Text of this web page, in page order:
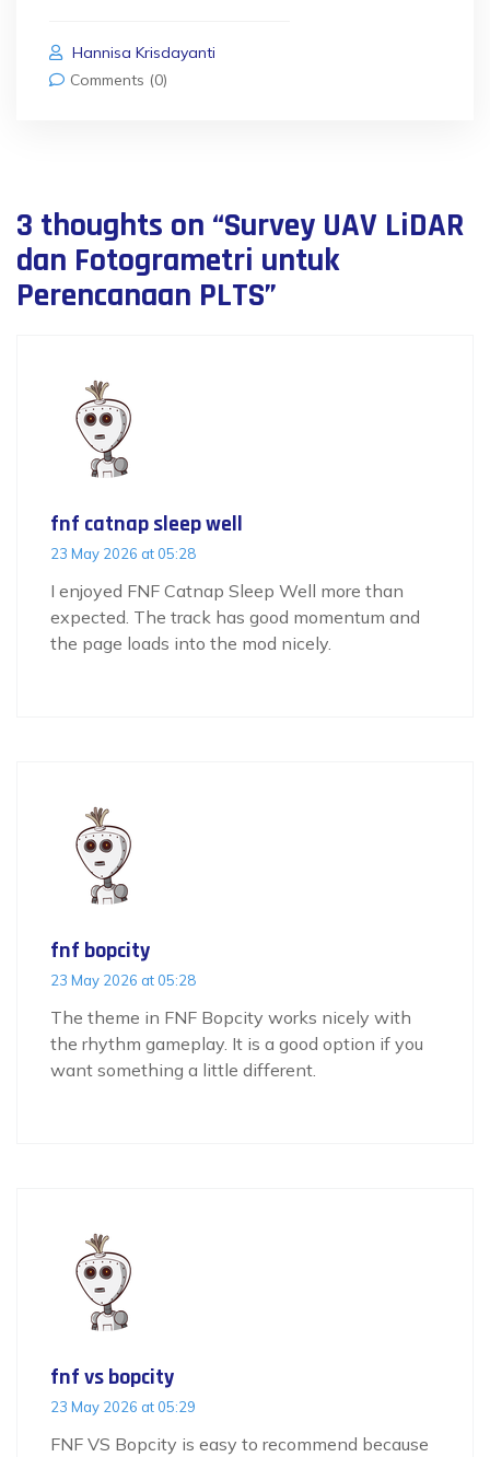
Hannisa Krisdayanti
Comments (0)
3 thoughts on “Survey UAV LiDAR
dan Fotogrametri untuk
Perencanaan PLTS”
fnf catnap sleep well
23 May 2026 at 05:28
I enjoyed FNF Catnap Sleep Well more than
expected. The track has good momentum and
the page loads into the mod nicely.
fnf bopcity
23 May 2026 at 05:28
The theme in FNF Bopcity works nicely with
the rhythm gameplay. It is a good option if you
want something a little different.
fnf vs bopcity
23 May 2026 at 05:29
FNF VS Bopcity is easy to recommend because